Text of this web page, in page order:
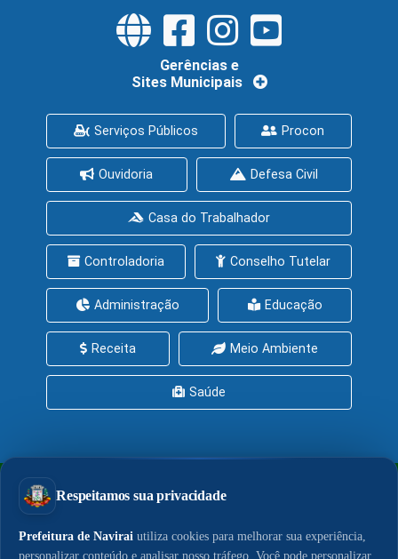
Gerências e
Sites Municipais
Serviços Públicos Procon
Ouvidoria Defesa Civil
Casa do Trabalhador
Controladoria Conselho Tutelar
Administração Educação
Receita Meio Ambiente
Saúde
PrefeituraZAP Central de Serviços
LGPD Acesso à Informação